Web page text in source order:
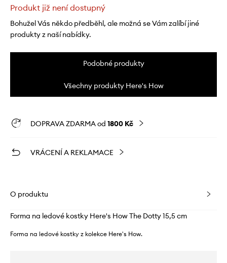
Produkt již není dostupný
Bohužel Vás někdo předběhl, ale možná se Vám zalíbí jiné
produkty z naší nabídky.
Podobné produkty
Všechny produkty Here's How
DOPRAVA ZDARMA od 1800 Kč
VRÁCENÍ A REKLAMACE
O produktu
Forma na ledové kostky Here's How The Dotty 15,5 cm
Forma na ledové kostky z kolekce Here's How.